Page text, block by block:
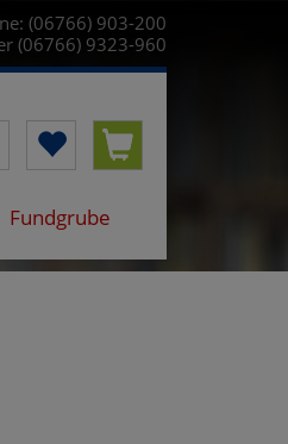
(06766) 903-200
(06766) 9323-960
Fundgrube